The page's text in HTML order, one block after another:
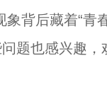
背后藏着“青
题也感兴趣